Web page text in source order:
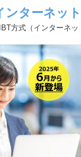
ンターネッ
方式（インターネッ